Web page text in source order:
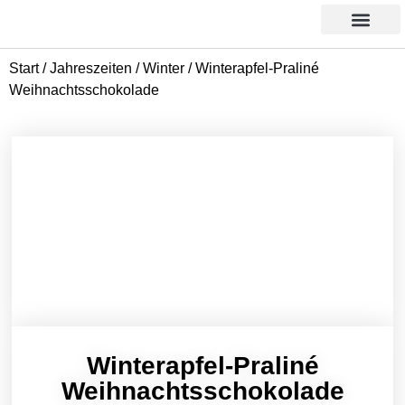
Start/Jahreszeiten /Winter / Winterapfel-Praliné
Weihnachtsschokolade
Winterapfel-Praliné
Weihnachtsschokolade